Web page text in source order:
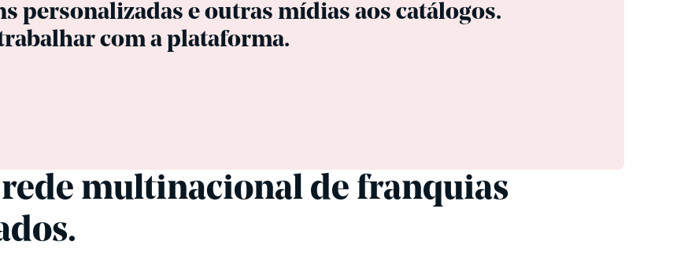
personalizadas e outras mídias aos catálogos.
com a plataforma.
rede multinacional de franquias